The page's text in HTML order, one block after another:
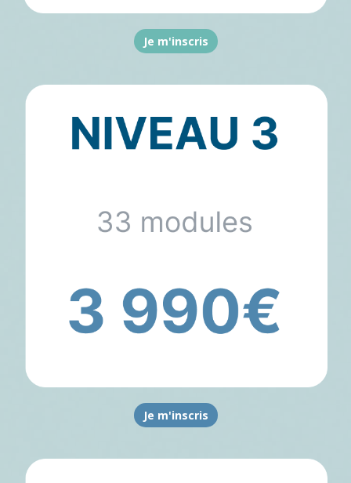
Je m'inscris
Je m'inscris